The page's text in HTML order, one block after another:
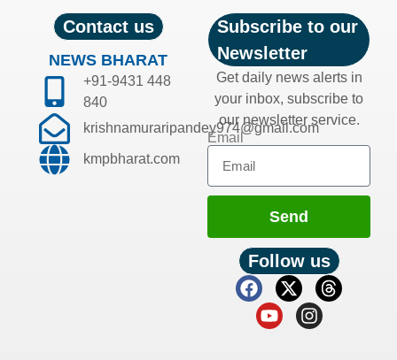
Contact us
NEWS BHARAT
+91-9431 448
840
krishnamuraripandey974@gmail.com
kmpbharat.com
Subscribe to our
Newsletter
Get daily news alerts in
your inbox, subscribe to
our newsletter service.
Email
Send
Follow us